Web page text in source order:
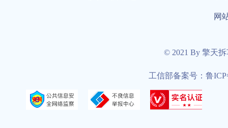
网
© 2021 By 擎天
工信部备案号：鲁